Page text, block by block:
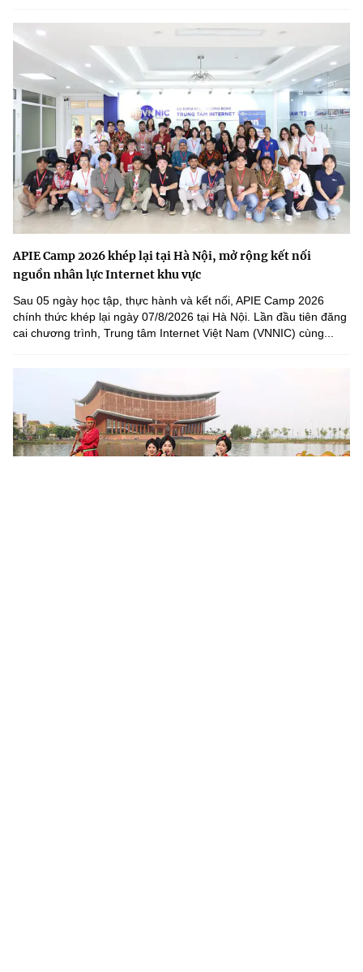
APIE Camp 2026 khép lại tại Hà Nội, mở rộng kết nối
nguồn nhân lực Internet khu vực
Sau 05 ngày học tập, thực hành và kết nối, APIE Camp 2026
chính thức khép lại ngày 07/8/2026 tại Hà Nội. Lần đầu tiên đăng
cai chương trình, Trung tâm Internet Việt Nam (VNNIC) cùng...